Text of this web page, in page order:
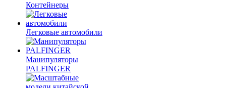
Контейнеры
Легковые автомобили
Манипуляторы
PALFINGER